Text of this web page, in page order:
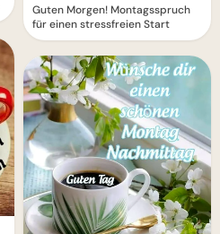
Guten Morgen! Montagsspruch
für einen stressfreien Start